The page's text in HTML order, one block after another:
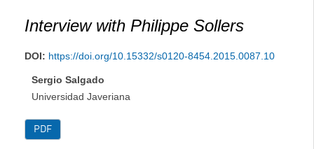
Interview with Philippe Sollers
DOI: https://doi.org/10.15332/s0120-8454.2015.0087.10
Sergio Salgado
Universidad Javeriana
PDF